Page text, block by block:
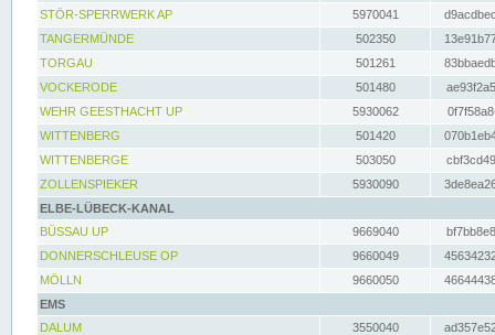
STÖR-SPERRWERK AP 5970041
TANGERMÜNDE
502350
TORGAU
501261
VOCKERODE
501480
WEHR GEESTHACHT UP
5930062
WITTENBERG
501420
WITTENBERGE
503050
ZOLLENSPIEKER
5930090
ELBE-LÜBECK-KANAL
BÜSSAU UP
9669040
DONNERSCHLEUSE OP
9660049
MÖLLN
9660050
EMS
DALUM
3550040